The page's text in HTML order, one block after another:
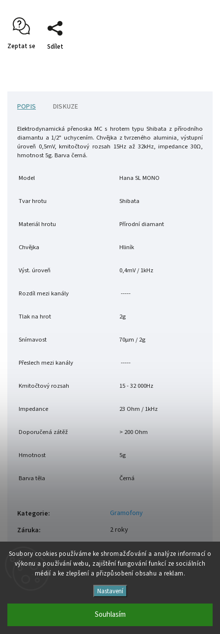
Soubory cookies používáme ke shromažďování a analýze informací o
výkonu a používání webu, zajištění fungování funkcí ze sociálních
médií a ke zlepšení a přizpůsobení obsahu a reklam.
Nastavení
Souhlasím
Zeptat se Sdílet
POPIS DISKUZE
Elektrodynamická přenoska MC s hrotem typu Shibata z přírodního
diamantu a 1/2" uchycením. Chvějka z tvrzeného aluminia, výstupní
úroveň 0,5mV, kmitočtový rozsah 15Hz až 32kHz, impedance 30Ω,
hmotnost 5g. Barva černá.
Model Hana SL MONO
Tvar hrotu Shibata
Materiál hrotu Přírodní diamant
Chvějka Hliník
Výst. úroveň 0,4mV / 1kHz
Rozdíl mezi kanály -----
Tlak na hrot 2g
Snímavost 70μm / 2g
Přeslech mezi kanály -----
Kmitočtový rozsah 15 - 32 000Hz
Impedance 23 Ohm / 1kHz
Doporučená zátěž > 200 Ohm
Hmotnost 5g
Barva těla Černá
Kategorie:
Gramofony
Záruka: 2 roky
Studio Špalíček
Upravit nastavení cookies